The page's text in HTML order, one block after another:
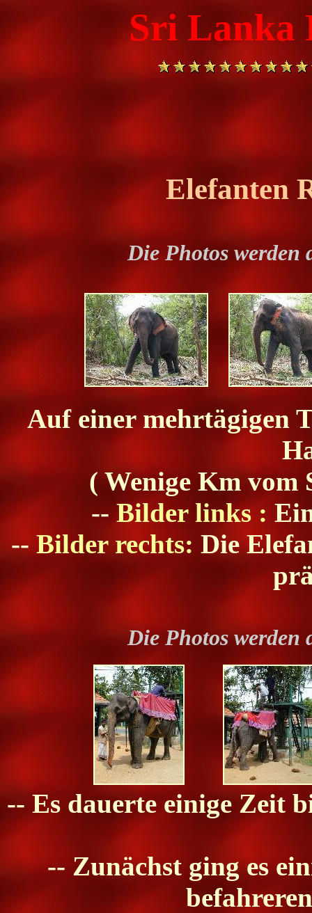
Sri Lanka
Elefanten
Die Photos
Auf einer mehrtägigen
( Wenige Km vom
--Bilder links :
--Bilder rechts: Die
Die Photos
-- Es dauerte einige Zeit
-- Zunächst ging es